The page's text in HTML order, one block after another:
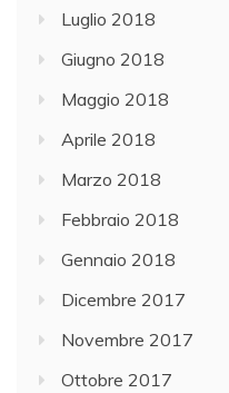
Luglio 2018
Giugno 2018
Maggio 2018
Aprile 2018
Marzo 2018
Febbraio 2018
Gennaio 2018
Dicembre 2017
Novembre 2017
Ottobre 2017